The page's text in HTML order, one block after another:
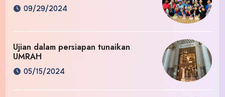
09/29/2024
Ujian dalam persiapan tunaikan
UMRAH
05/15/2024